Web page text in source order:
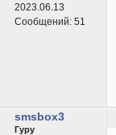
2023.06.13
Сообщений: 51
smsbox3
Гуру